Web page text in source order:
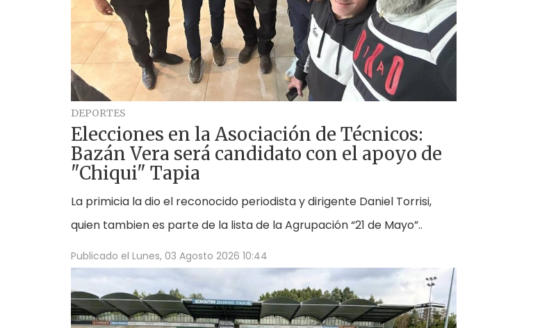
DEPORTES
Elecciones en la Asociación de Técnicos:
Bazán Vera será candidato con el apoyo de
"Chiqui" Tapia
La primicia la dio el reconocido periodista y dirigente Daniel Torrisi,
quien tambien es parte de la lista de la Agrupación “21 de Mayo”..
Publicado el Lunes, 03 Agosto 2026 10:44